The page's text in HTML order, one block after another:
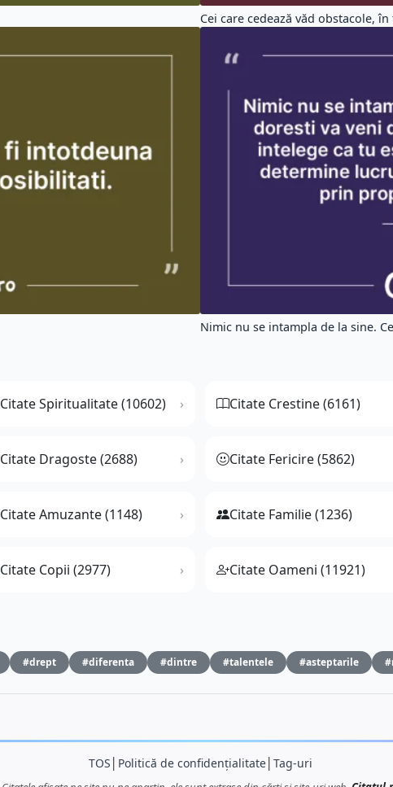
Cei care cedează văd obstacole,
Nimic nu se intampla de la sine.
Citate Spiritualitate (10602) Citate Crestine (6161)
Citate Dragoste (2688) Citate Fericire (5862)
Citate Amuzante (1148) Citate Familie (1236)
Citate Copii (2977) Citate Oameni (11921)
#drept #diferenta #dintre #talentele #asteptarile
TOS Politică de confidențialitate│ Tag-uri